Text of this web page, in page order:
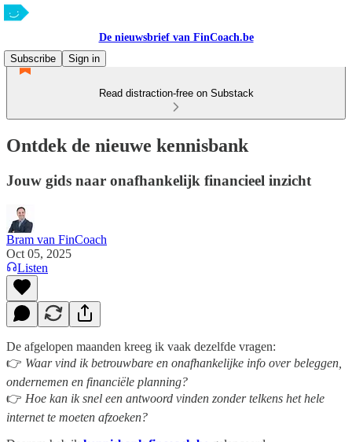
De nieuwsbrief van FinCoach.be
Subscribe
Sign in
Read distraction-free on Substack
Ontdek de nieuwe kennisbank
Jouw gids naar onafhankelijk financieel inzicht
Bram van FinCoach
Oct 05, 2025
Listen
De afgelopen maanden kreeg ik vaak dezelfde vragen:
👉 Waar vind ik betrouwbare en onafhankelijke info over beleggen,
ondernemen en financiële planning?
👉 Hoe kan ik snel een antwoord vinden zonder telkens het hele
internet te moeten afzoeken?